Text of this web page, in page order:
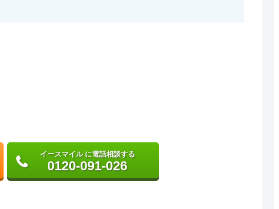
イースマイル に電話相談する
0120-091-026